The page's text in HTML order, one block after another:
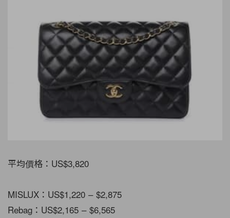
平均價格：US$3,820
MISLUX：US$1,220 – $2,875
Rebag：US$2,165 – $6,565